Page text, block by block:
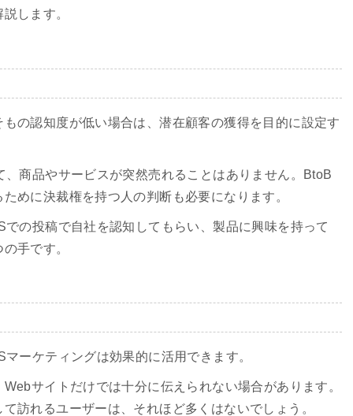
します。
の認知度が低い場合は、潜在顧客の獲得を目的に設定す
商品やサービスが突然売れることはありません。BtoB
めに決裁権を持つ人の判断も必要になります。
の投稿で自社を認知してもらい、製品に興味を持って
手です。
ーケティングは効果的に活用できます。
サイトだけでは十分に伝えられない場合があります。
訪れるユーザーは、それほど多くはないでしょう。